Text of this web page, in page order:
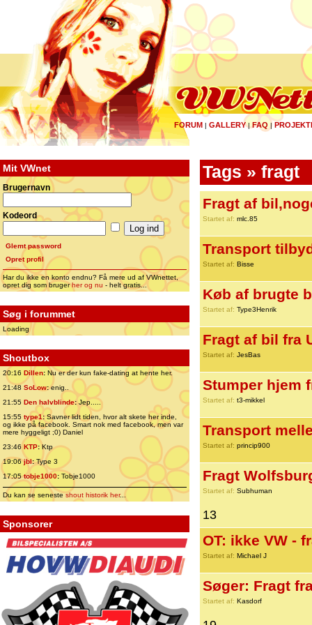
FORUM | GALLERY|FAQ |
Mit VWnet
Brugernavn
Kodeord
Glemt password
Opret profil
Har du ikke en konto endnu? Få mere ud af VWnettet,
opret dig som brugerher og nu - helt gratis...
Søg i forummet
Loading
Shoutbox
20:16 Dillen: Nu er der kun fake-dating at hente her.
21:48 SoLow:enig..
21:55 Den halvblinde:Jep.....
15:55 type1:Savner lidt tiden, hvor alt skete her inde,
og ikke på facebook. Smart nok med facebook, men var
mere hyggeligt ;0) Daniel
23:46 KTP:Ktp
19:06jbl:Type 3
17:05tobje1000: Tobje1000
Du kan se senesteshout historik her...
Sponsorer
Tags » fragt
Fragt af
Startet af: mlc.85
Transport
Startet af: Bisse
Køb af brugte
Startet af: Type3Henrik
Fragt af bil fra
Startet af: JesBas
Stumper hjem
Startet af: t3-mikkel
Transport
Startet af: princip900
Fragt
Startet af: Subhuman
13
OT: ikke VW -
Startet af: Michael J
Søger: Fragt
Startet af: Kasdorf